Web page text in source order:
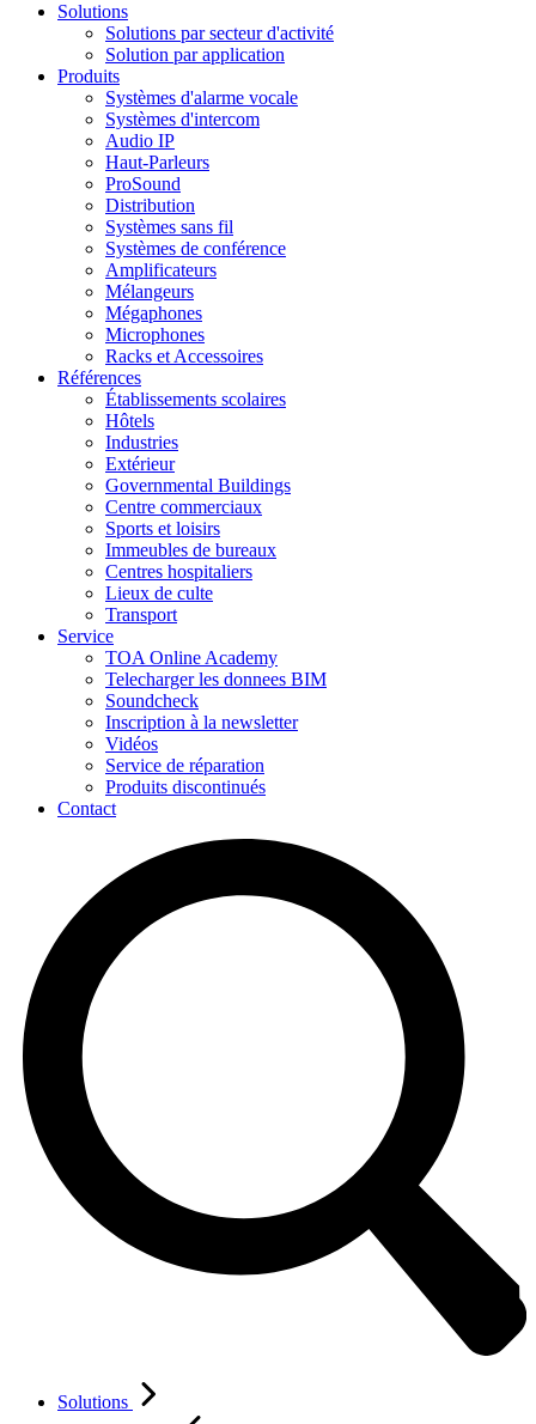
Solutions
Solutions par secteur d'activité
Solution par application
Produits
Systèmes d'alarme vocale
Systèmes d'intercom
Audio IP
Haut-Parleurs
ProSound
Distribution
Systèmes sans fil
Systèmes de conférence
Amplificateurs
Mélangeurs
Mégaphones
Microphones
Racks et Accessoires
Références
Établissements scolaires
Hôtels
Industries
Extérieur
Governmental Buildings
Centre commerciaux
Sports et loisirs
Immeubles de bureaux
Centres hospitaliers
Lieux de culte
Transport
Service
TOA Online Academy
Telecharger les donnees BIM
Soundcheck
Inscription à la newsletter
Vidéos
Service de réparation
Produits discontinués
Contact
Solutions